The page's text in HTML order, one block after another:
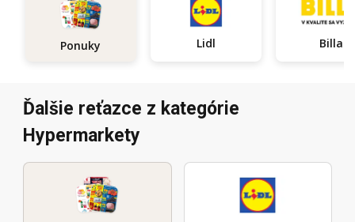
Ponuky Lidl Billa
Ďalšie reťazce z kategórie
Hypermarkety